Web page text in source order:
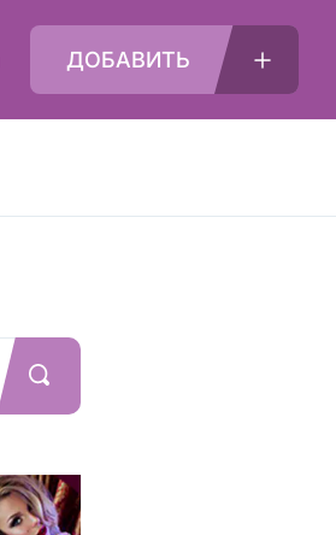
ДОБАВИТЬ